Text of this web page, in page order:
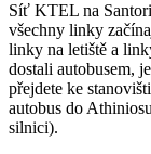
Síť KTEL na
všechny linky
linky na letiště a
dostali autobusem,
přejdete ke
autobus do
silnici).